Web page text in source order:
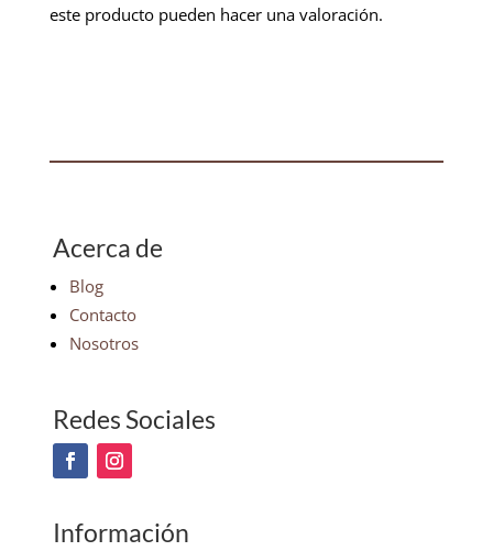
este producto pueden hacer una valoración.
Acerca de
Blog
Contacto
Nosotros
Redes Sociales
Información